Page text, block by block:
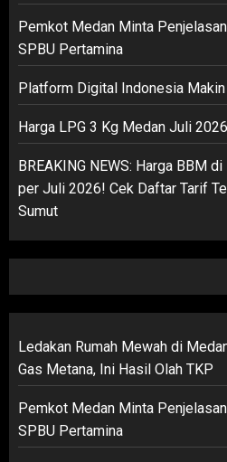
Pemkot Medan Minta
SPBU Pertamina
Platform Digital Indonesia
Harga LPG 3 Kg Medan Juli
BREAKING NEWS: Harga BBM
per Juli 2026! Cek Daftar Tarif
Sumut
Ledakan Rumah Mewah di
Gas Metana, Ini Hasil Olah TKP
Pemkot Medan Minta
SPBU Pertamina